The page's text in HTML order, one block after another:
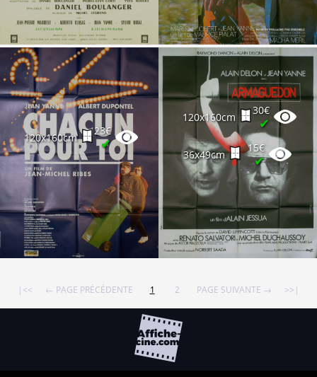
120x160cm
23€
✔
120x160cm
30€
✔
36x49cm
15€
✔
|<< ← PAGE PRÉCÉDENTE 1 2 PAGE SUIVANTE → >>|